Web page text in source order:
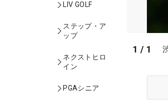
LIV GOLF
ステップ・ア
ップ
ネクストヒロ
イン
PGAシニア
1 / 1